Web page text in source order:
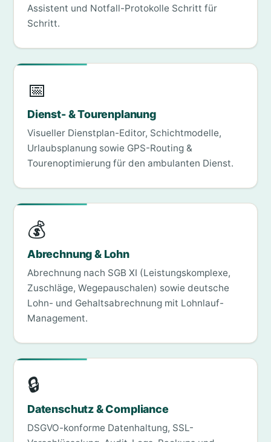
Assistent und Notfall-Protokolle Schritt für
Schritt.
📅
Dienst- & Tourenplanung
Visueller Dienstplan-Editor, Schichtmodelle,
Urlaubsplanung sowie GPS-Routing &
Tourenoptimierung für den ambulanten Dienst.
💰
Abrechnung & Lohn
Abrechnung nach SGB XI (Leistungskomplexe,
Zuschläge, Wegepauschalen) sowie deutsche
Lohn- und Gehaltsabrechnung mit Lohnlauf-
Management.
🔒
Datenschutz & Compliance
DSGVO-konforme Datenhaltung, SSL-